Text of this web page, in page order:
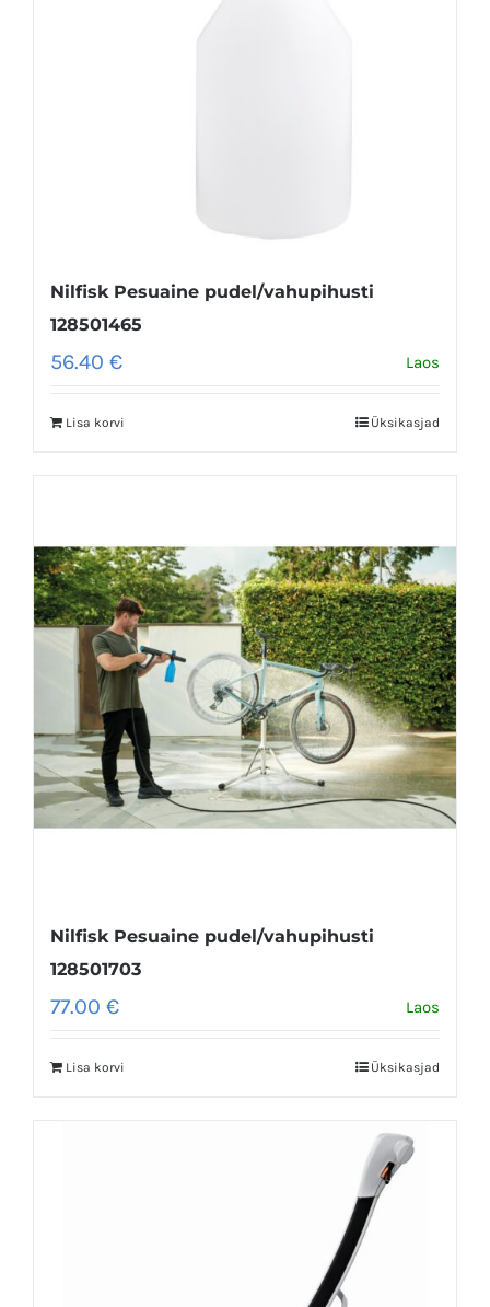
Nilfisk Pesuaine pudel/vahupihusti
128501465
56.40 € Laos
Lisa korvi Üksikasjad
Nilfisk Pesuaine pudel/vahupihusti
128501703
77.00 € Laos
Lisa korvi Üksikasjad